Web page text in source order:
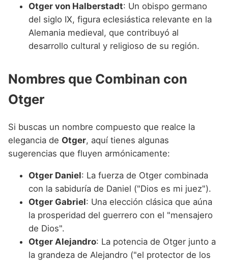
Otger von Halberstadt: Un obispo germano
del siglo IX, figura eclesiástica relevante en la
Alemania medieval, que contribuyó al
desarrollo cultural y religioso de su región.
Nombres que Combinan con
Otger
Si buscas un nombre compuesto que realce la
elegancia de Otger, aquí tienes algunas
sugerencias que fluyen armónicamente:
Otger Daniel: La fuerza de Otger combinada
con la sabiduría de Daniel ("Dios es mi juez").
Otger Gabriel: Una elección clásica que aúna
la prosperidad del guerrero con el "mensajero
de Dios".
Otger Alejandro: La potencia de Otger junto a
la grandeza de Alejandro ("el protector de los